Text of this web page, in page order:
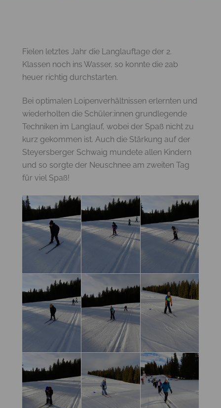
Fielen letztes Jahr die Langlauftage der 2.
Klassen noch ins Wasser, so konnte die 2ab
heuer richtig durchstarten.
Bei optimalen Loipenverhältnissen erlernten und
wiederholten die Schüler:innen grundlegende
Techniken im Langlauf, wobei der Spaß nicht zu
kurz gekommen ist. Auch die Stärkung auf der
Steyersberger Schwaig mundete allen Kindern
und so sorgte der Neuschnee am zweiten Tag
für viel Spaß!